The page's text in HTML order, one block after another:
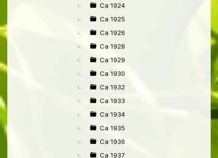
Ca 1924
Ca 1925
Ca 1926
Ca 1928
Ca 1929
Ca 1930
Ca 1932
Ca 1933
Ca 1934
Ca 1935
Ca 1936
Ca 1937